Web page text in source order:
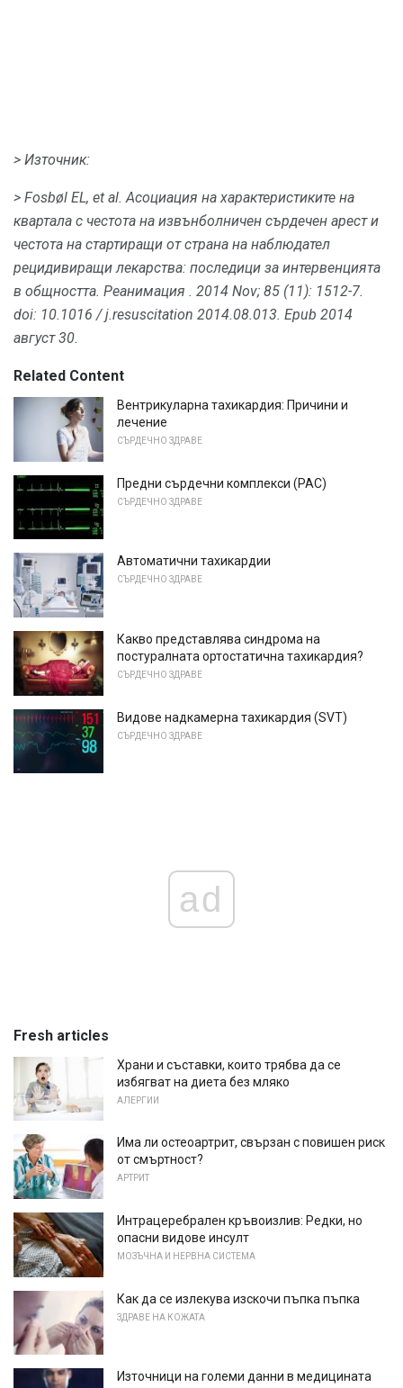
> Източник:
> Fosbøl EL, et al. Асоциация на характеристиките на
квартала с честота на извънболничен сърдечен арест и
честота на стартиращи от страна на наблюдател
рецидивиращи лекарства: последици за интервенцията
в общността. Реанимация . 2014 Nov; 85 (11): 1512-7.
doi: 10.1016 / j.resuscitation 2014.08.013. Epub 2014
август 30.
Related Content
Вентрикуларна тахикардия: Причини и
лечение
СЪРДЕЧНО ЗДРАВЕ
Предни сърдечни комплекси (PAC)
СЪРДЕЧНО ЗДРАВЕ
Автоматични тахикардии
СЪРДЕЧНО ЗДРАВЕ
Какво представлява синдрома на
постуралната ортостатична тахикардия?
СЪРДЕЧНО ЗДРАВЕ
Видове надкамерна тахикардия (SVT)
СЪРДЕЧНО ЗДРАВЕ
ad
Fresh articles
Храни и съставки, които трябва да се
избягват на диета без мляко
АЛЕРГИИ
Има ли остеоартрит, свързан с повишен риск
от смъртност?
АРТРИТ
Интрацеребрален кръвоизлив: Редки, но
опасни видове инсулт
МОЗЪЧНА И НЕРВНА СИСТЕМА
Как да се излекува изскочи пъпка пъпка
ЗДРАВЕ НА КОЖАТА
Източници на големи данни в медицината